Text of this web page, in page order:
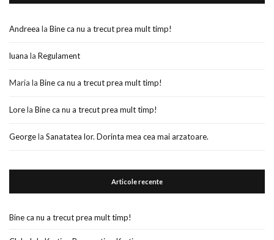
Andreea la Bine ca nu a trecut prea mult timp!
luana la Regulament
Maria la Bine ca nu a trecut prea mult timp!
Lorela Bine ca nu a trecut prea mult timp!
Georgela Sanatatea lor. Dorinta mea cea mai arzatoare.
Articole recente
Bine ca nu a trecut prea mult timp!